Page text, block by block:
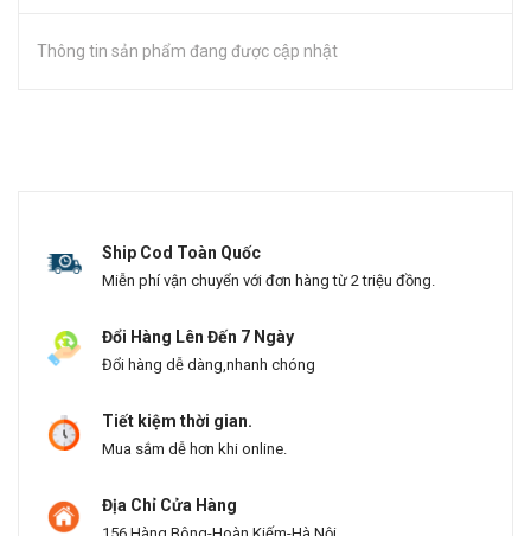
Thông tin sản phẩm đang được cập nhật
Ship Cod Toàn Quốc
Miễn phí vận chuyển với đơn hàng từ 2 triệu đồng.
Đổi Hàng Lên Đến 7 Ngày
Đổi hàng dễ dàng,nhanh chóng
Tiết kiệm thời gian.
Mua sắm dễ hơn khi online.
Địa Chỉ Cửa Hàng